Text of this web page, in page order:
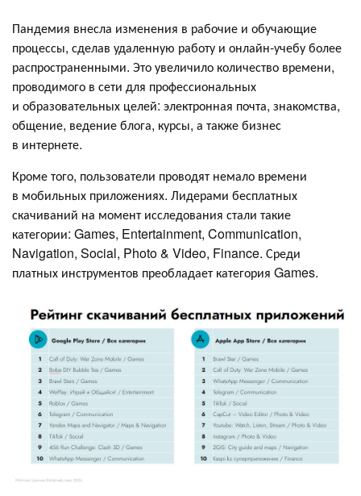
Пандемия внесла изменения в рабочие и обучающие
процессы, сделав удаленную работу и онлайн-учебу более
распространенными. Это увеличило количество времени,
проводимого в сети для профессиональных
и образовательных целей: электронная почта, знакомства,
общение, ведение блога, курсы, а также бизнес
в интернете.
Кроме того, пользователи проводят немало времени
в мобильных приложениях. Лидерами бесплатных
скачиваний на момент исследования стали такие
категории: Games, Entertainment, Communication,
Navigation, Social, Photo & Video, Finance. Среди
платных инструментов преобладает категория Games.